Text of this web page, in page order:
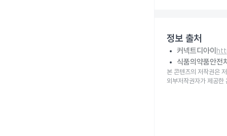
정보 출처
커넥트디아이
식품의약품안전
본 콘텐츠의 저작권은
외부저작권자가 제공한